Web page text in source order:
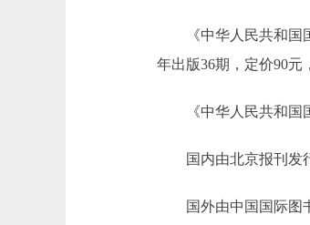
《中华人民共和国国
年出版36期，定价90元
《中华人民共和国国
国内由北京报刊发行
国外由中国国际图书